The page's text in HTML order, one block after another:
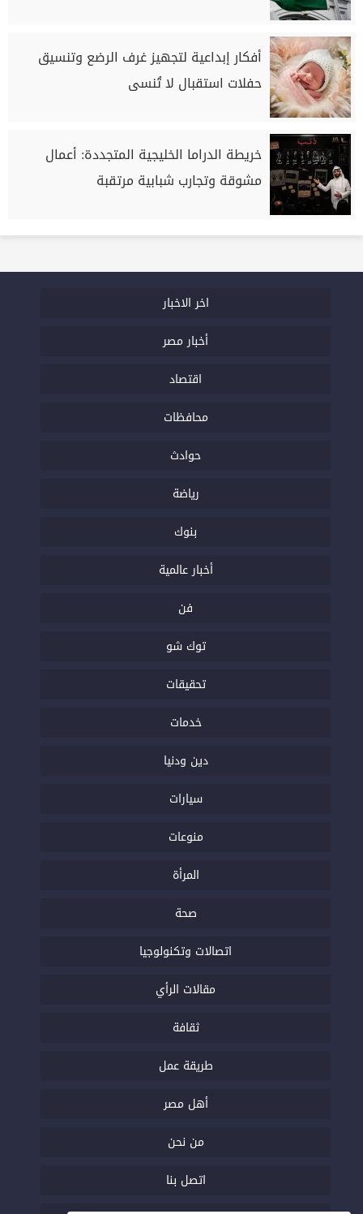
أفكار إبداعية لتجهيز غرف الرضع وتنسيق
حفلات استقبال لا تُنسى
خريطة الدراما الخليجية المتجددة: أعمال
مشوقة وتجارب شبابية مرتقبة
اخر الاخبار
أخبار مصر
اقتصاد
محافظات
حوادث
رياضة
بنوك
أخبار عالمية
فن
توك شو
تحقيقات
خدمات
دين ودنيا
سيارات
منوعات
المرأة
صحة
اتصالات وتكنولوجيا
مقالات الرأي
ثقافة
طريقة عمل
أهل مصر
من نحن
اتصل بنا